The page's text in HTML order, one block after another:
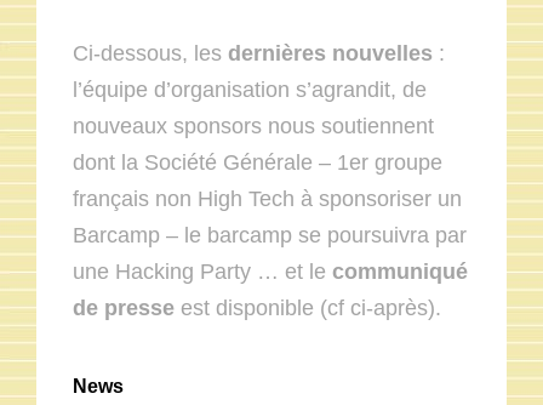
Ci-dessous, les dernières nouvelles :
l’équipe d’organisation s’agrandit, de
nouveaux sponsors nous soutiennent
dont la Société Générale – 1er groupe
français non High Tech à sponsoriser un
Barcamp – le barcamp se poursuivra par
une Hacking Party … et le communiqué
de presse est disponible (cf ci-après).
News